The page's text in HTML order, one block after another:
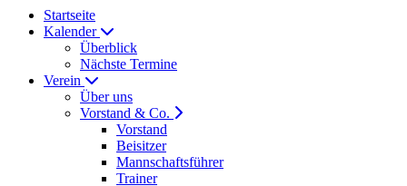
Startseite
Kalender
Überblick
Nächste Termine
Verein
Über uns
Vorstand & Co.
Vorstand
Beisitzer
Mannschaftsführer
Trainer